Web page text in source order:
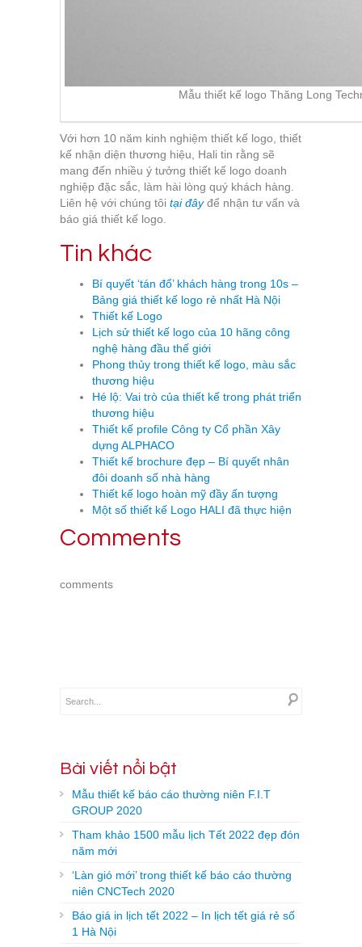
Mẫu thiết kế logo Thăng Long
Với hơn 10 năm kinh nghiệm thiết kế logo, thiết
kế nhận diện thương hiệu, Hali tin rằng sẽ
mang đến nhiều ý tưởng thiết kế logo doanh
nghiệp đặc sắc, làm hài lòng quý khách hàng.
Liên hệ với chúng tôi tại đâyđể nhận tư vấn và
báo giá thiết kế logo.
Tin khác
Bí quyết ‘tán đổ’ khách hàng trong 10s –
Bảng giá thiết kế logo rẻ nhất Hà Nội
Thiết kế Logo
Lịch sử thiết kế logo của 10 hãng công
nghệ hàng đầu thế giới
Phong thủy trong thiết kế logo, màu sắc
thương hiệu
Hé lộ: Vai trò của thiết kế trong phát triển
thương hiệu
Thiết kế profile Công ty Cổ phần Xây
dựng ALPHACO
Thiết kế brochure đẹp – Bí quyết nhân
đôi doanh số nhà hàng
Thiết kế logo hoàn mỹ đầy ấn tượng
Một số thiết kế Logo HALI đã thực hiện
Comments
comments
Bài viết nổi bật
Mẫu thiết kế báo cáo thường niên F.I.T
GROUP 2020
Tham khảo 1500 mẫu lịch Tết 2022 đẹp đón
năm mới
‘Làn gió mới’ trong thiết kế báo cáo thường
niên CNCTech 2020
Báo giá in lịch tết 2022 – In lịch tết giá rẻ số
1 Hà Nội